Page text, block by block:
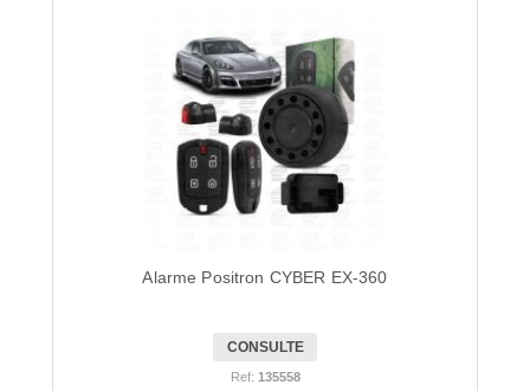
Alarme Positron CYBER EX-360
CONSULTE
Ref: 135558